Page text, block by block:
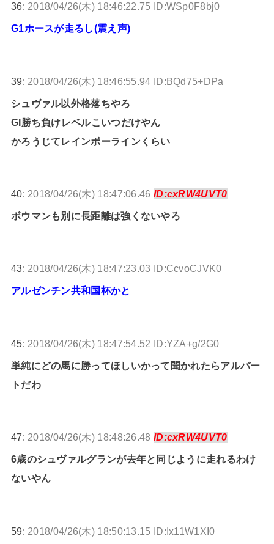
36: 2018/04/26(木) 18:46:22.75 ID:WSp0F8bj0
G1ホースが走るし(震え声)
39: 2018/04/26(木) 18:46:55.94 ID:BQd75+DPa
シュヴァル以外格落ちやろ
GI勝ち負けレベルこいつだけやん
かろうじてレインボーラインくらい
40: 2018/04/26(木) 18:47:06.46 ID:cxRW4UVT0
ボウマンも別に長距離は強くないやろ
43: 2018/04/26(木) 18:47:23.03 ID:CcvoCJVK0
アルゼンチン共和国杯かと
45: 2018/04/26(木) 18:47:54.52 ID:YZA+g/2G0
単純にどの馬に勝ってほしいかって聞かれたらアルバー
トだわ
47: 2018/04/26(木) 18:48:26.48 ID:cxRW4UVT0
6歳のシュヴァルグランが去年と同じように走れるわけ
ないやん
59: 2018/04/26(木) 18:50:13.15 ID:Ix11W1XI0